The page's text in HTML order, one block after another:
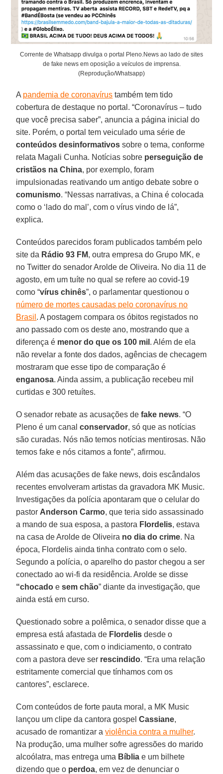
Corrente de Whatsapp divulga o portal Pleno.News ao lado de sites
de fake news em oposição a veículos de imprensa.
(Reprodução/Whatsapp)
A pandemia de coronavírus também tem tido
cobertura de destaque no portal. “Coronavírus – tudo
que você precisa saber”, anuncia a página inicial do
site. Porém, o portal tem veiculado uma série de
conteúdos desinformativos sobre o tema, conforme
relata Magali Cunha. Notícias sobre perseguição de
cristãos na China, por exemplo, foram
impulsionadas reativando um antigo debate sobre o
comunismo. “Nessas narrativas, a China é colocada
como o ‘lado do mal’, com o vírus vindo de lá”,
explica.
Conteúdos parecidos foram publicados também pelo
site da Rádio 93 FM, outra empresa do Grupo MK, e
no Twitter do senador Arolde de Oliveira. No dia 11 de
agosto, em um tuíte no qual se refere ao covid-19
como “vírus chinês”, o parlamentar questionou o
número de mortes causadas pelo coronavírus no
Brasil . A postagem compara os óbitos registados no
ano passado com os deste ano, mostrando que a
diferença é menor do que os 100 mil . Além de ela
não revelar a fonte dos dados, agências de checagem
mostraram que esse tipo de comparação é
enganosa. Ainda assim, a publicação recebeu mil
curtidas e 300 retuítes.
O senador rebate as acusações de fake news. “O
Pleno é um canalconservador, só que as notícias
são curadas. Nós não temos notícias mentirosas. Não
temos fake e nós citamos a fonte”, afirmou.
Além das acusações de fake news, dois escândalos
recentes envolveram artistas da gravadora MK Music.
Investigações da polícia apontaram que o celular do
pastor Anderson Carmo, que teria sido assassinado
a mando de sua esposa, a pastora Flordelis, estava
na casa de Arolde de Oliveira no dia do crime. Na
época, Flordelis ainda tinha contrato com o selo.
Segundo a polícia, o aparelho do pastor chegou a ser
conectado ao wi-fi da residência. Arolde se disse
“chocado esem chão” diante da investigação, que
ainda está em curso.
Questionado sobre a polêmica, o senador disse que a
empresa está afastada de Flordelis desde o
assassinato e que, com o indiciamento, o contrato
com a pastora deve ser rescindido. “Era uma relação
estritamente comercial que tínhamos com os
cantores”, esclarece.
Com conteúdos de forte pauta moral, a MK Music
lançou um clipe da cantora gospelCassiane,
acusado de romantizar aviolência contra a mulher.
Na produção, uma mulher sofre agressões do marido
alcoólatra, mas entrega uma Bíblia e um bilhete
dizendo que o perdoa, em vez de denunciar o